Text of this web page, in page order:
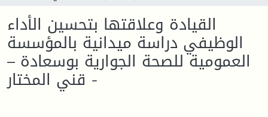
القيادة وعلاقتها بتحسين الأداء
الوظيفي دراسة ميدانية بالمؤسسة
العمومية للصحة الجوارية بوسعادة –
قني المختار -